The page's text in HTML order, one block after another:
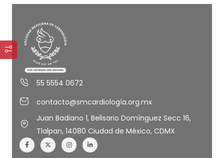
55 5554 0672
contacto@smcardiología.org.mx
Juan Badiano 1, Belisario Domínguez Secc 16,
Tlalpan, 14080 Ciudad de México, CDMX